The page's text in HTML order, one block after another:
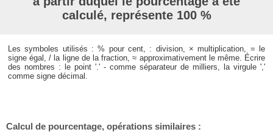
calculé, représente 100 %
Les symboles utilisés : % pour cent, : division, × multiplication, = le
signe égal, / la ligne de la fraction, ≈ approximativement le même. Écrire
des nombres : le point '.' - comme séparateur de milliers, la virgule ','
comme signe décimal.
Calcul de pourcentage, opérations similaires :